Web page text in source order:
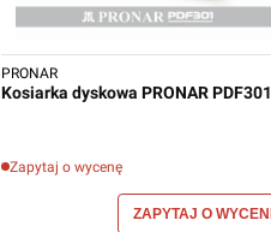
Kosiarka dyskowa PRONAR PDF301
Zapytaj o wycenę
PRONAR